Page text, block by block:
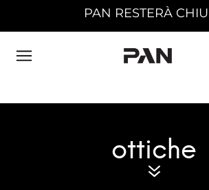
PAN RESTERÀ CHIUSA
ottiche
7